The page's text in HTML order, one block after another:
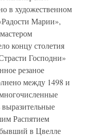
в художественном
Марии»,
концу столетия
Господни»
резаное
между 1498 и
Распятием
в Цвелле